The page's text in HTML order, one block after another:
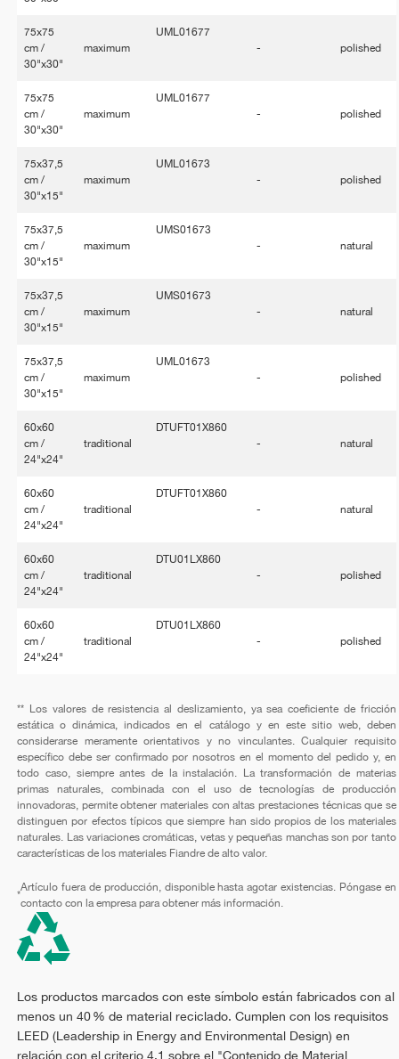
75x75
cm /
30"x30"
maximum
UML01677
-
polished
75x75
cm /
30"x30"
maximum
UML01677
-
polished
75x37,5
cm /
30"x15"
maximum
UML01673
-
polished
75x37,5
cm /
30"x15"
maximum
UMS01673
-
natural
75x37,5
cm /
30"x15"
maximum
UMS01673
-
natural
75x37,5
cm /
30"x15"
maximum
UML01673
-
polished
60x60
cm /
24"x24"
traditional
DTUFT01X860
-
natural
60x60
cm /
24"x24"
traditional
DTUFT01X860
-
natural
60x60
cm /
24"x24"
traditional
DTU01LX860
-
polished
60x60
cm /
24"x24"
traditional
DTU01LX860
-
polished
** Los valores de resistencia al deslizamiento, ya sea coeficiente de fricción
estática o dinámica, indicados en el catálogo y en este sitio web, deben
considerarse meramente orientativos y no vinculantes. Cualquier requisito
específico debe ser confirmado por nosotros en el momento del pedido y, en
todo caso, siempre antes de la instalación. La transformación de materias
primas naturales, combinada con el uso de tecnologías de producción
innovadoras, permite obtener materiales con altas prestaciones técnicas que se
distinguen por efectos típicos que siempre han sido propios de los materiales
naturales. Las variaciones cromáticas, vetas y pequeñas manchas son por tanto
características de los materiales Fiandre de alto valor.
*
Artículo fuera de producción, disponible hasta agotar existencias. Póngase en
contacto con la empresa para obtener más información.
Los productos marcados con este símbolo están fabricados con al
menos un 40 % de material reciclado. Cumplen con los requisitos
LEED (Leadership in Energy and Environmental Design) en
relación con el criterio 4.1 sobre el "Contenido de Material